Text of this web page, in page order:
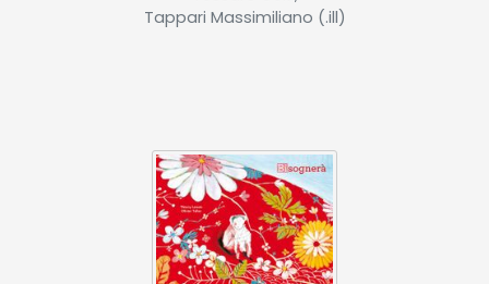
Tappari Massimiliano (.ill)